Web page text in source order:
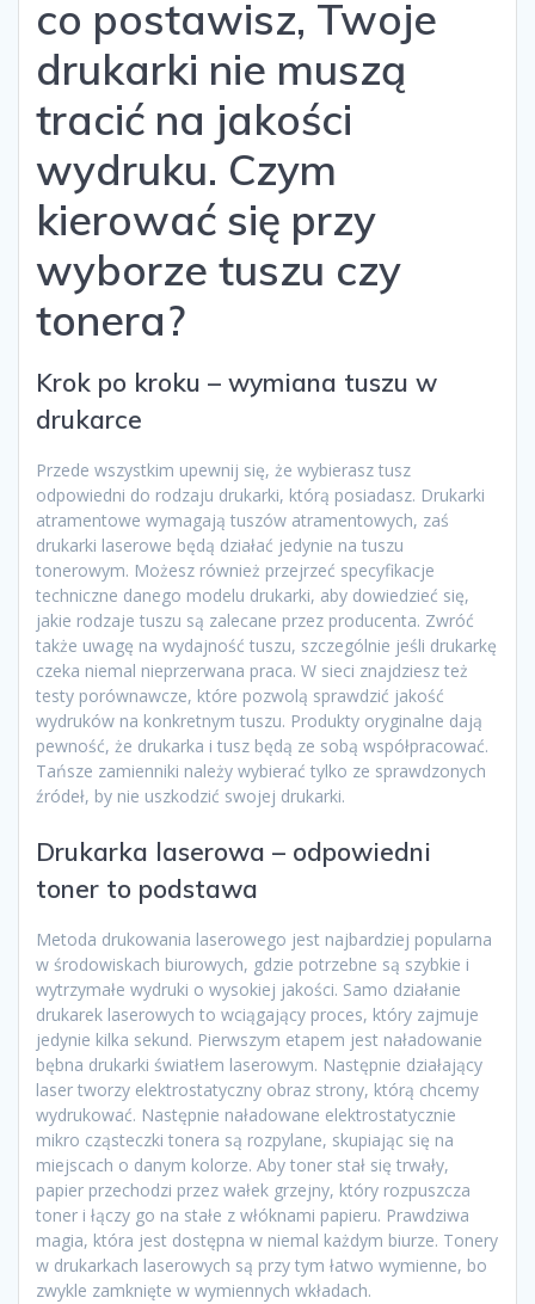
co postawisz, Twoje
drukarki nie muszą
tracić na jakości
wydruku. Czym
kierować się przy
wyborze tuszu czy
tonera?
Krok po kroku – wymiana tuszu w
drukarce
Przede wszystkim upewnij się, że wybierasz tusz
odpowiedni do rodzaju drukarki, którą posiadasz. Drukarki
atramentowe wymagają tuszów atramentowych, zaś
drukarki laserowe będą działać jedynie na tuszu
tonerowym. Możesz również przejrzeć specyfikacje
techniczne danego modelu drukarki, aby dowiedzieć się,
jakie rodzaje tuszu są zalecane przez producenta. Zwróć
także uwagę na wydajność tuszu, szczególnie jeśli drukarkę
czeka niemal nieprzerwana praca. W sieci znajdziesz też
testy porównawcze, które pozwolą sprawdzić jakość
wydruków na konkretnym tuszu. Produkty oryginalne dają
pewność, że drukarka i tusz będą ze sobą współpracować.
Tańsze zamienniki należy wybierać tylko ze sprawdzonych
źródeł, by nie uszkodzić swojej drukarki.
Drukarka laserowa – odpowiedni
toner to podstawa
Metoda drukowania laserowego jest najbardziej popularna
w środowiskach biurowych, gdzie potrzebne są szybkie i
wytrzymałe wydruki o wysokiej jakości. Samo działanie
drukarek laserowych to wciągający proces, który zajmuje
jedynie kilka sekund. Pierwszym etapem jest naładowanie
bębna drukarki światłem laserowym. Następnie działający
laser tworzy elektrostatyczny obraz strony, którą chcemy
wydrukować. Następnie naładowane elektrostatycznie
mikro cząsteczki tonera są rozpylane, skupiając się na
miejscach o danym kolorze. Aby toner stał się trwały,
papier przechodzi przez wałek grzejny, który rozpuszcza
toner i łączy go na stałe z włóknami papieru. Prawdziwa
magia, która jest dostępna w niemal każdym biurze. Tonery
w drukarkach laserowych są przy tym łatwo wymienne, bo
zwykle zamknięte w wymiennych wkładach.